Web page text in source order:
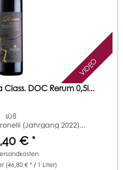
VIDEO
DOC Rerum 0,5l...
süß
(Jahrgang 2022)...
€ *
(46,80 € * / 1 Liter)